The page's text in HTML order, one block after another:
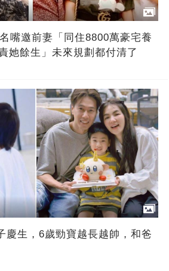
嘴邀前妻「同住8800萬豪宅養
餘生」未來規劃都付清了
慶生，6歲勁寶越長越帥，和爸